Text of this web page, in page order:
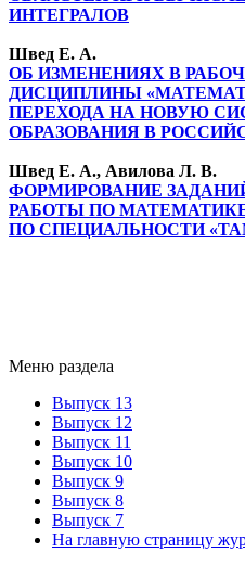
ИНТЕГРАЛОВ
Швед Е. А.
ОБ ИЗМЕНЕНИЯХ В
ДИСЦИПЛИНЫ
ПЕРЕХОДА НА НОВУЮ
ОБРАЗОВАНИЯ В
Швед Е. А., Авилова Л. В.
ФОРМИРОВАНИЕ
РАБОТЫ ПО
ПО СПЕЦИАЛЬНОСТИ
Меню раздела
Выпуск 13
Выпуск 12
Выпуск 11
Выпуск 10
Выпуск 9
Выпуск 8
Выпуск 7
На главную страницу